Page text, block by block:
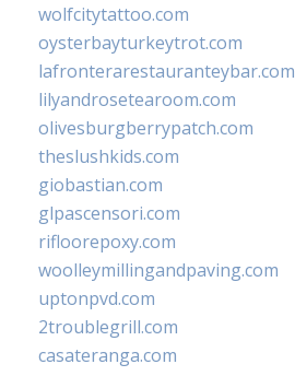
wolfcitytattoo.com
oysterbayturkeytrot.com
lafronterarestauranteybar.com
lilyandrosetearoom.com
olivesburgberrypatch.com
theslushkids.com
giobastian.com
glpascensori.com
rifloorepoxy.com
woolleymillingandpaving.com
uptonpvd.com
2troublegrill.com
casateranga.com